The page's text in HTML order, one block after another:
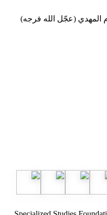
المهدي (عجّل الله فرجه)